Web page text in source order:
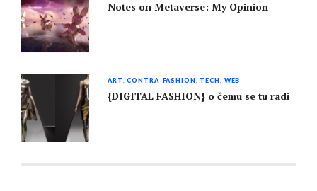
Notes on Metaverse: My Opinion
ART,CONTRA-FASHION, TECH, WEB
{DIGITAL FASHION} o čemu se tu radi